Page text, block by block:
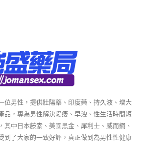
位男性，提供壯陽藥、印度藥、持久液、增大
品，專為男性解決陽痿、早洩、性生活時間短
其中日本藤素、美國黑金、犀利士、威而鋼、
到了大家的一致好評，真正做到為男性性健康